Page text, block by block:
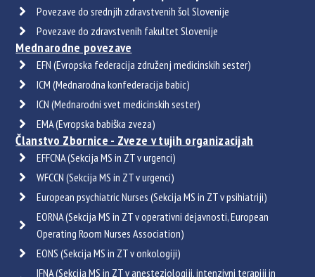
Povezave do srednjih zdravstvenih šol Slovenije
Povezave do zdravstvenih fakultet Slovenije
Mednarodne povezave
EFN (Evropska federacija združenj medicinskih sester)
ICM (Mednarodna konfederacija babic)
ICN (Mednarodni svet medicinskih sester)
EMA (Evropska babiška zveza)
Članstvo Zbornice - Zveze v tujih organizacijah
EFFCNA (Sekcija MS in ZT v urgenci)
WFCCN (Sekcija MS in ZT v urgenci)
European psychiatric Nurses (Sekcija MS in ZT v psihiatriji)
EORNA (Sekcija MS in ZT v operativni dejavnosti, European
Operating Room Nurses Association)
EONS (Sekcija MS in ZT v onkologiji)
IFNA (Sekcija MS in ZT v anesteziologiji, intenzivni terapiji in